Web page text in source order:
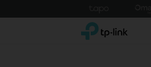
to
TP-Link, Reliably Smart